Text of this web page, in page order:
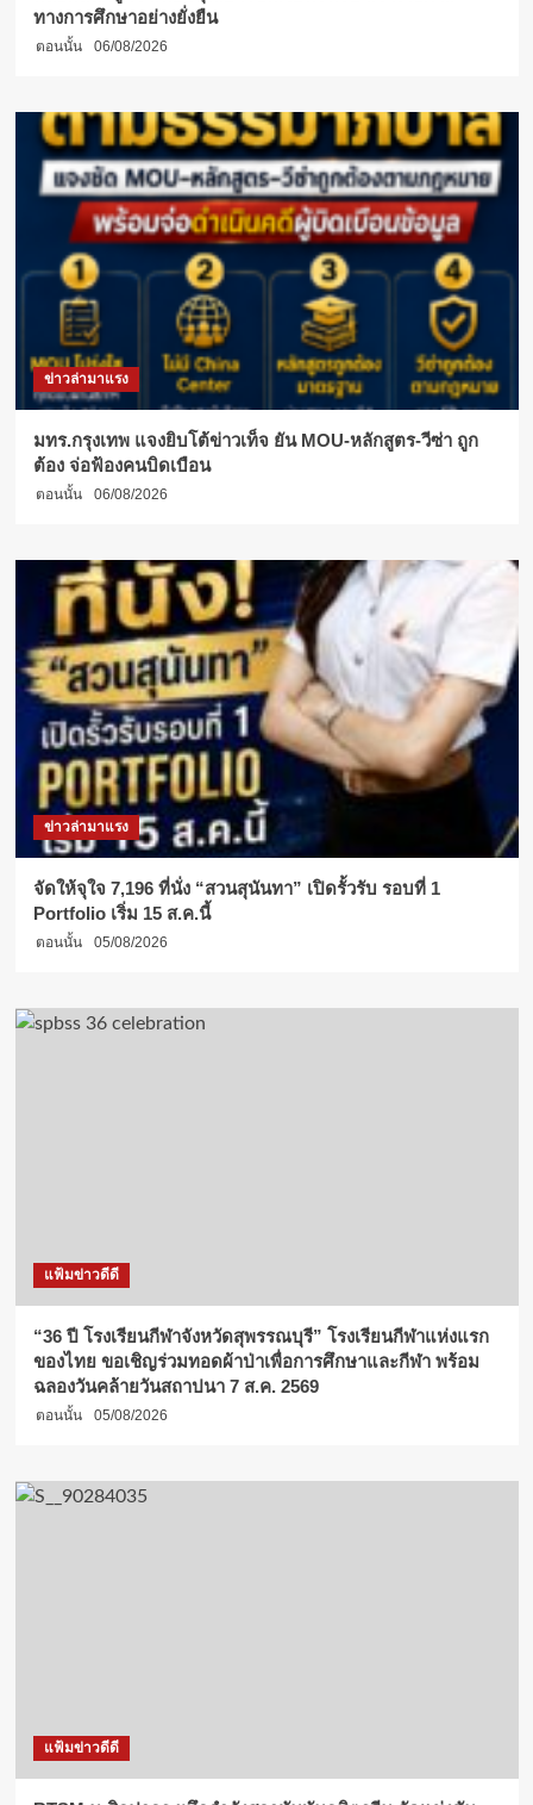
ทางการศึกษาอย่างยั่งยืน
ตอนนั้น 06/08/2026
ข่าวล่ามาแรง
มทร.กรุงเทพ แจงยิบโต้ข่าวเท็จ ยัน MOU-หลักสูตร-วีซ่า ถูก
ต้อง จ่อฟ้องคนบิดเบือน
ตอนนั้น 06/08/2026
ข่าวล่ามาแรง
จัดให้จุใจ 7,196 ที่นั่ง “สวนสุนันทา” เปิดรั้วรับ รอบที่ 1
Portfolio เริ่ม 15 ส.ค.นี้
ตอนนั้น 05/08/2026
แฟ้มข่าวดีดี
“36 ปี โรงเรียนกีฬาจังหวัดสุพรรณบุรี” โรงเรียนกีฬาแห่งแรก
ของไทย ขอเชิญร่วมทอดผ้าป่าเพื่อการศึกษาและกีฬา พร้อม
ฉลองวันคล้ายวันสถาปนา 7 ส.ค. 2569
ตอนนั้น 05/08/2026
แฟ้มข่าวดีดี